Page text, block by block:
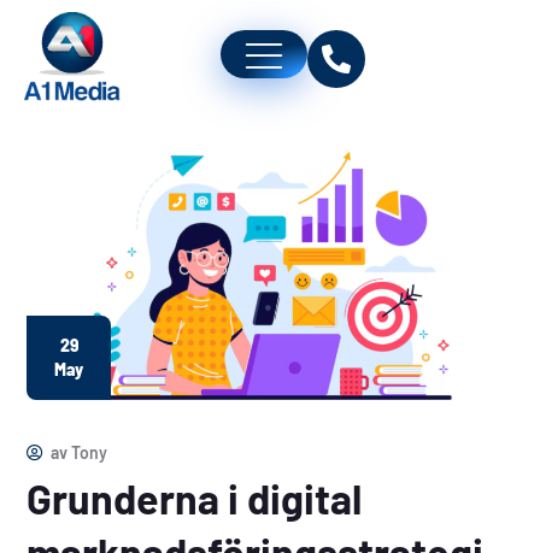
29
May
avTony
Grunderna i digital